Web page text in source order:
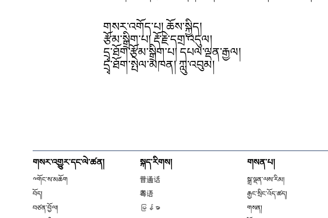
གསར་འགོད་པ། ཆོས་སྐྱིད།
རྩོམ་སྒྲིག་པ། རྡོ་རྗེ་དགྲ་འདུལ།
དྲྭ་ཐོག་རྩོམ་སྒྲིག་པ། དཔལ་ལྡན་རྒྱལ།
དྲྭ་ཐོག་སྤེལ་མཁན། ཀླུ་འབུམ།
གསར་འགྱུར་དང་ལེ་ཚན།
༸གོང་ས་མཆོག
བོད།
བཙན་བྱོལ།
སྐད་རིགས།
普通话
粤语
မြန်မာ
གསན་པ།
སྒྲ་ལྡན་ལས་རིམ།
རྒྱང་སྲིང་འོད་ཚད།
གསན།